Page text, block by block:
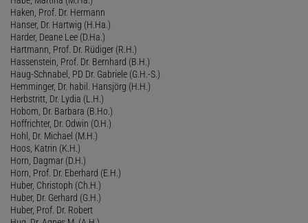
Haken, Prof. Dr. Hermann
Hanser, Dr. Hartwig (H.Ha.)
Harder, Deane Lee (D.Ha.)
Hartmann, Prof. Dr. Rüdiger (R.H.)
Hassenstein, Prof. Dr. Bernhard (B.H.)
Haug-Schnabel, PD Dr. Gabriele (G.H.-S.)
Hemminger, Dr. habil. Hansjörg (H.H.)
Herbstritt, Dr. Lydia (L.H.)
Hobom, Dr. Barbara (B.Ho.)
Hoffrichter, Dr. Odwin (O.H.)
Hohl, Dr. Michael (M.H.)
Hoos, Katrin (K.H.)
Horn, Dagmar (D.H.)
Horn, Prof. Dr. Eberhard (E.H.)
Huber, Christoph (Ch.H.)
Huber, Dr. Gerhard (G.H.)
Huber, Prof. Dr. Robert